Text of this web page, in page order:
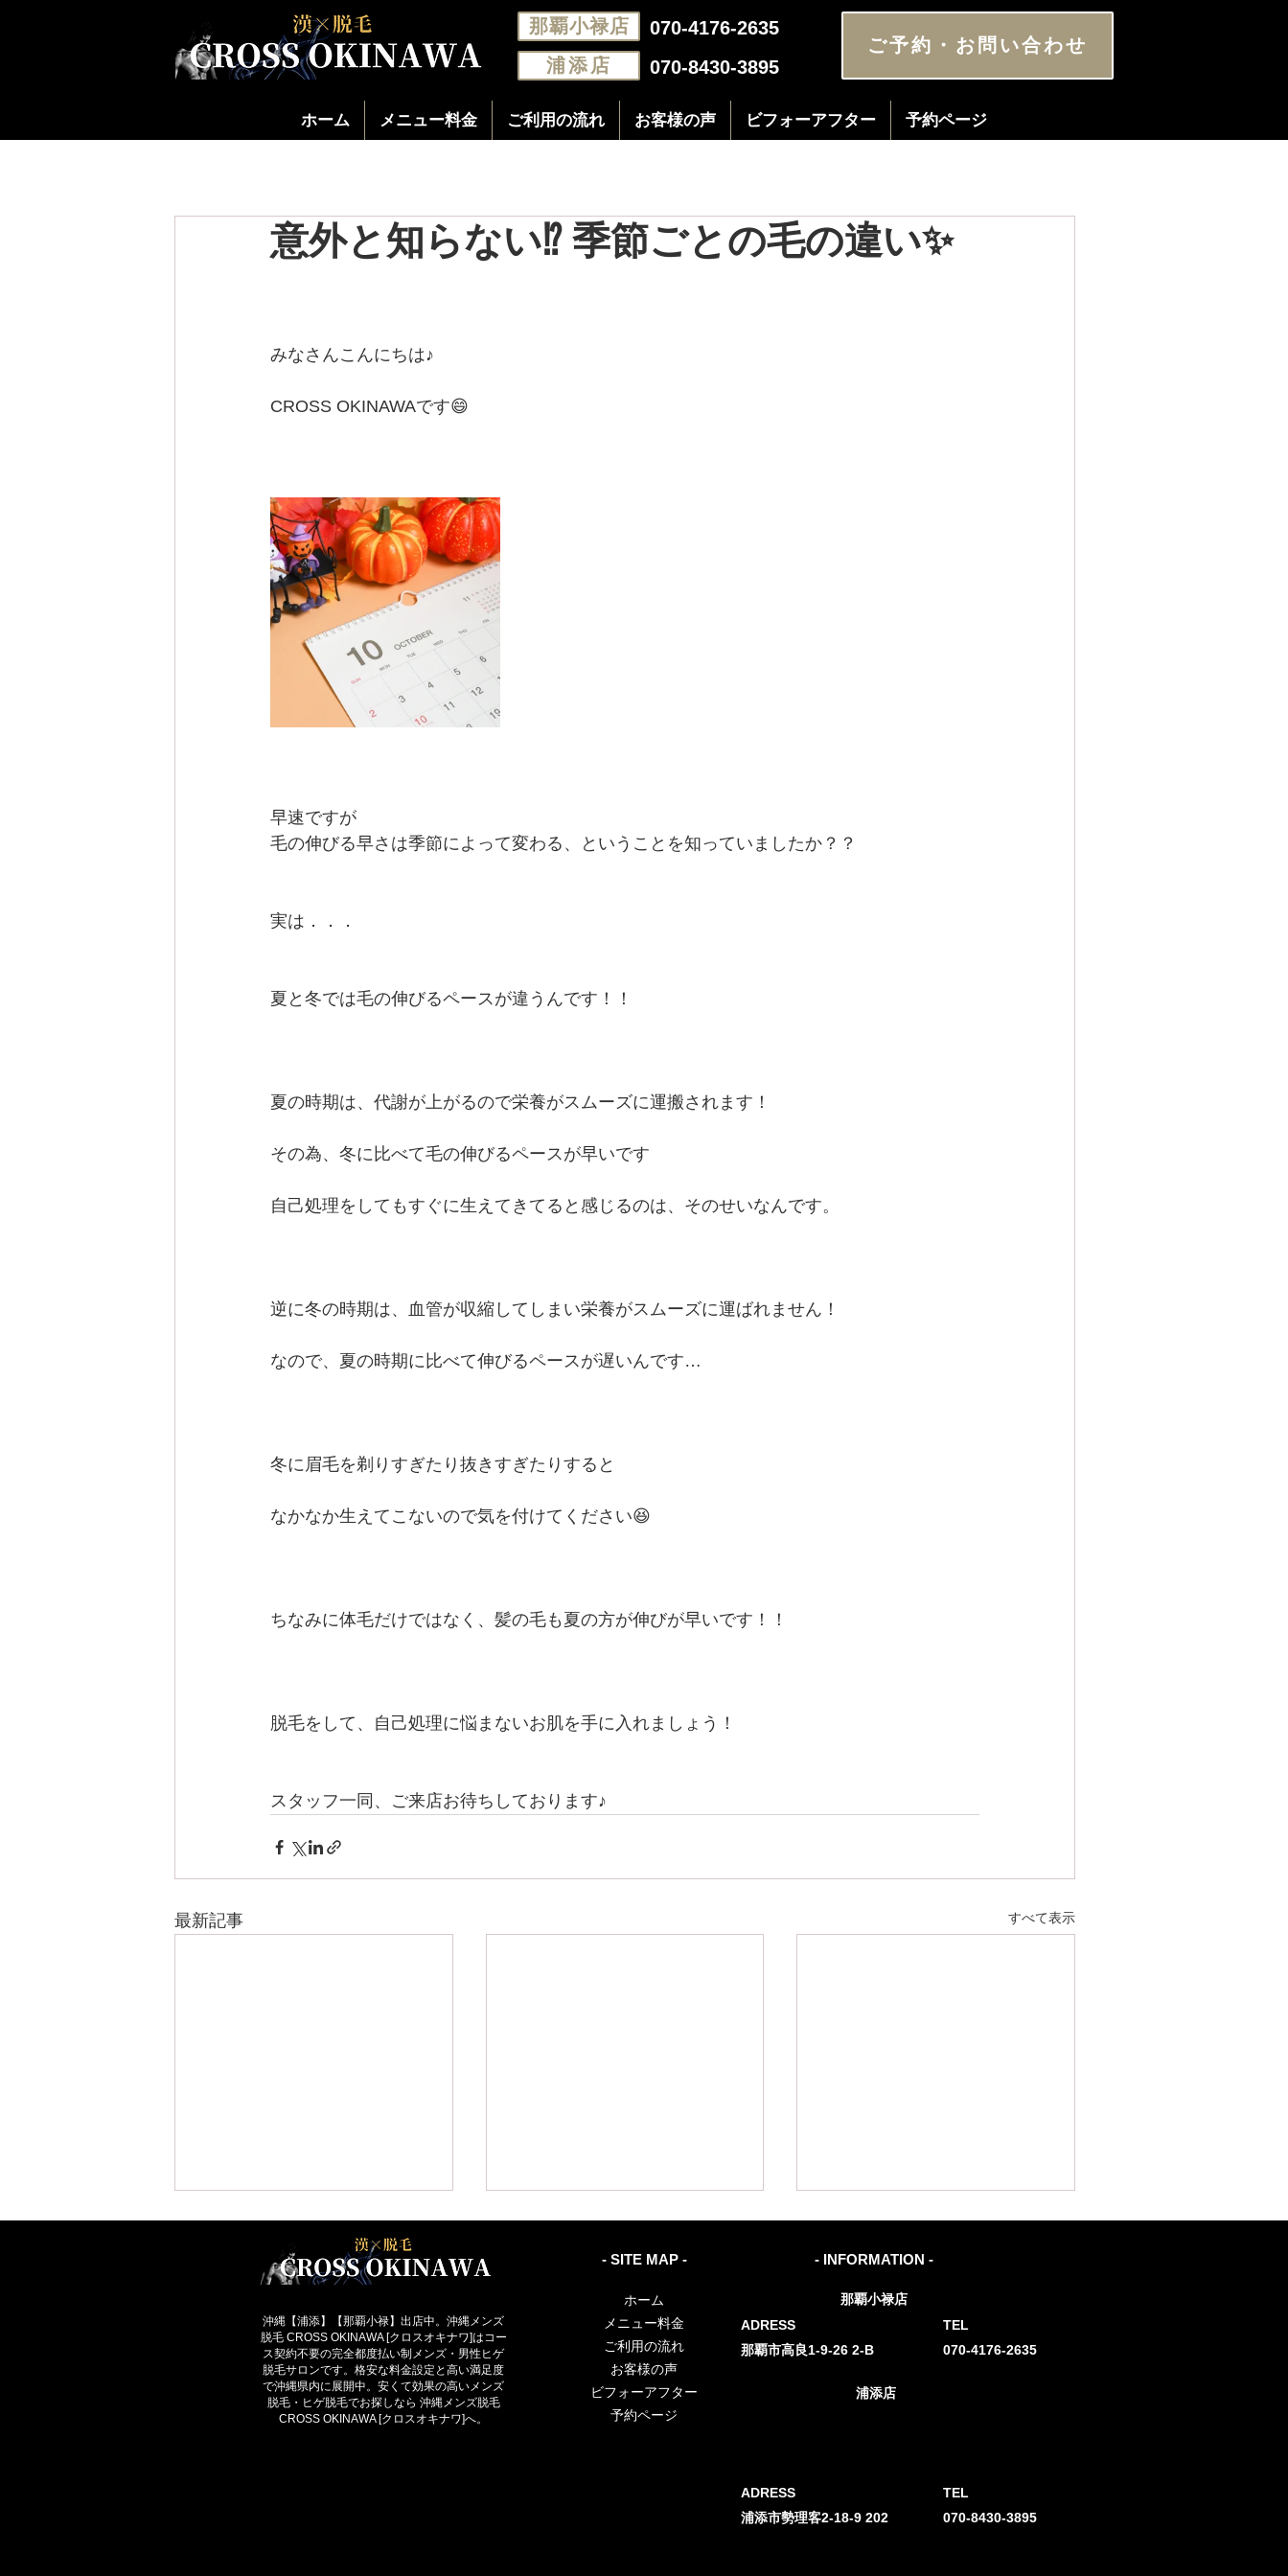
那覇小禄店
070-4176-2635
浦添店
070-8430-3895
ご予約・お問い合わせ
ホーム メニュー料金 ご利用の流れ お客様の声 ビフォーアフター 予約ページ
意外と知らない⁉️ 季節ごとの毛の違い✨
みなさんこんにちは♪
CROSS OKINAWAです😄
早速ですが
毛の伸びる早さは季節によって変わる、ということを知っていましたか？？
実は．．．
夏と冬では毛の伸びるペースが違うんです！！
夏の時期は、代謝が上がるので栄養がスムーズに運搬されます！
その為、冬に比べて毛の伸びるペースが早いです
自己処理をしてもすぐに生えてきてると感じるのは、そのせいなんです。
逆に冬の時期は、血管が収縮してしまい栄養がスムーズに運ばれません！
なので、夏の時期に比べて伸びるペースが遅いんです…
冬に眉毛を剃りすぎたり抜きすぎたりすると
なかなか生えてこないので気を付けてください😆
ちなみに体毛だけではなく、髪の毛も夏の方が伸びが早いです！！
脱毛をして、自己処理に悩まないお肌を手に入れましょう！
スタッフ一同、ご来店お待ちしております♪
最新記事 すべて表示
メンズ脱毛はいくらかかる？
沖縄・那覇で失敗しない料金
の見方を解説
【沖縄・那覇・浦添】介護脱
毛とは？男性が今始めるべき
理由とメリットを徹底解説
でもOK？メンズ脱毛を気軽
沖縄【浦添】【那覇小禄】出店中。沖縄メンズ
脱毛 CROSS OKINAWA [クロスオキナワ]はコー
ス契約不要の完全都度払い制メンズ・男性ヒゲ
脱毛サロンです。格安な料金設定と高い満足度
で沖縄県内に展開中。安くて効果の高いメンズ
脱毛・ヒゲ脱毛でお探しなら 沖縄メンズ脱毛
CROSS OKINAWA [クロスオキナワ]へ。
- SITE MAP -
ホーム
メニュー料金
ご利用の流れ
お客様の声
ビフォーアフター
予約ページ
- INFORMATION -
那覇小禄店
ADRESS
那覇市高良1-9-26 2-B
TEL
070-4176-2635
浦添店
ADRESS
​浦添市勢理客2-18-9 202
TEL
070-8430-3895